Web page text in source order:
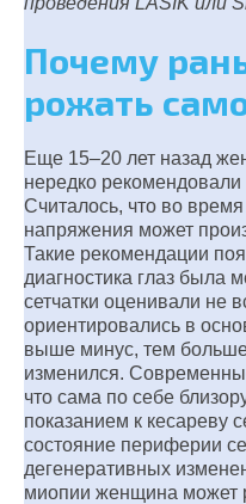
Почему
рожать
Еще 15–20 лет назад
нередко рекомендовали
Считалось, что во
напряжения может
Такие рекомендации
диагностика глаз была
сетчатки оценивали не
ориентировались в
выше минус, тем
изменился.
что сама по себе
показанием к кесареву
состояние периферии
дегенеративных
миопии женщина может